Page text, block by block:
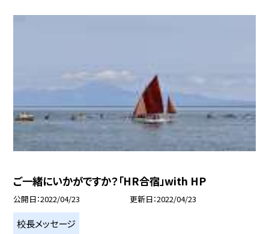
ご一緒にいかがですか？「HR合宿」with HP
公開日 2022/04/23 更新日 2022/04/23
校長メッセージ